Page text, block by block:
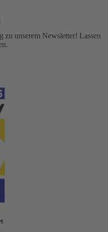
zu unserem Newsletter! Lassen